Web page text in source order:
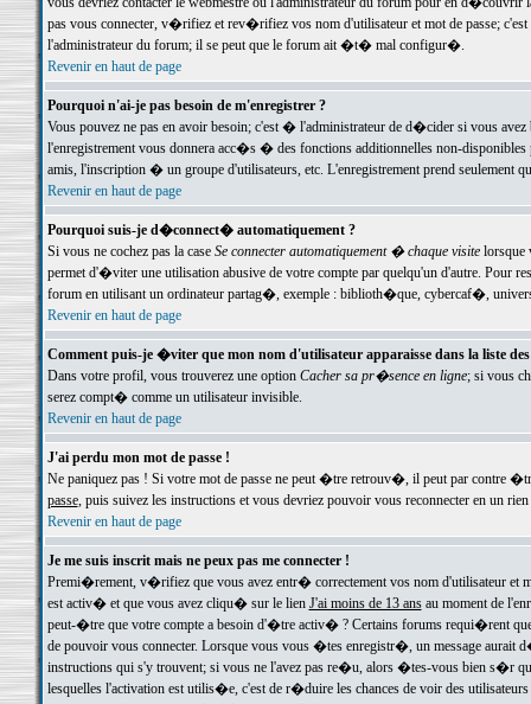
pas vous connecter, v�rifiez et rev�rifiez vos nom d'utilisateur et mot de passe;
l'administrateur du forum; il se peut que le forum ait �t� mal configur�.
Revenir en haut de page
Pourquoi n'ai-je pas besoin de m'enregistrer ?
Vous pouvez ne pas en avoir besoin; c'est � l'administrateur de d�cider si vous
l'enregistrement vous donnera acc�s � des fonctions additionnelles non-
amis, l'inscription � un groupe d'utilisateurs, etc. L'enregistrement prend seulement
Revenir en haut de page
Pourquoi suis-je d�connect� automatiquement ?
Si vous ne cochez pas la case Se connecter automatiquement � chaque visitelorsque
permet d'�viter une utilisation abusive de votre compte par quelqu'un d'autre. Pour
forum en utilisant un ordinateur partag�, exemple : biblioth�que, cybercaf�,
Revenir en haut de page
Comment puis-je �viter que mon nom d'utilisateur apparaisse dans la liste
Dans votre profil, vous trouverez une option Cacher sa pr�sence en ligne; si vous
serez compt� comme un utilisateur invisible.
Revenir en haut de page
J'ai perdu mon mot de passe !
Ne paniquez pas ! Si votre mot de passe ne peut �tre retrouv�, il peut par contre
passe, puis suivez les instructions et vous devriez pouvoir vous reconnecter en un rien
Revenir en haut de page
Je me suis inscrit mais ne peux pas me connecter !
Premi�rement, v�rifiez que vous avez entr� correctement vos nom d'utilisateur
est activ� et que vous avez cliqu� sur le lien J'ai moins de 13 ansau moment de
peut-�tre que votre compte a besoin d'�tre activ� ? Certains forums requi�rent
de pouvoir vous connecter. Lorsque vous vous �tes enregistr�, un message aurait
instructions qui s'y trouvent; si vous ne l'avez pas re�u, alors �tes-vous bien s�r
lesquelles l'activation est utilis�e, c'est de r�duire les chances de voir des